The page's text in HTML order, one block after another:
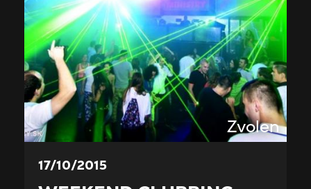
Zvolen
17/10/2015